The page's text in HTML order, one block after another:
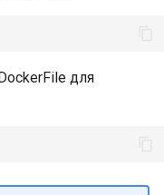
для